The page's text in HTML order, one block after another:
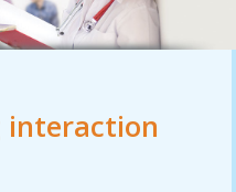
interaction